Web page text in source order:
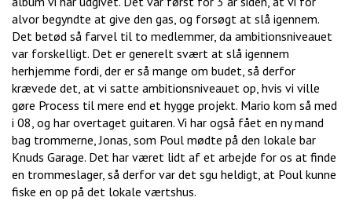
alvor begyndte at give den gas, og forsøgt at slå igennem.
Det betød så farvel til to medlemmer, da ambitionsniveauet
var forskelligt. Det er generelt svært at slå igennem
herhjemme fordi, der er så mange om budet, så derfor
krævede det, at vi satte ambitionsniveauet op, hvis vi ville
gøre Process til mere end et hygge projekt. Mario kom så med
i 08, og har overtaget guitaren. Vi har også fået en ny mand
bag trommerne, Jonas, som Poul mødte på den lokale bar
Knuds Garage. Det har været lidt af et arbejde for os at finde
en trommeslager, så derfor var det sgu heldigt, at Poul kunne
fiske en op på det lokale værtshus.